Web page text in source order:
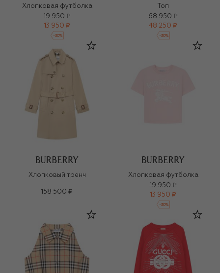
Хлопковая футболка
19 950 ₽
13 950 ₽
-30%
Топ
68 950 ₽
48 250 ₽
-30%
Хлопковый тренч
158 500 ₽
Хлопковая футболка
19 950 ₽
13 950 ₽
-30%